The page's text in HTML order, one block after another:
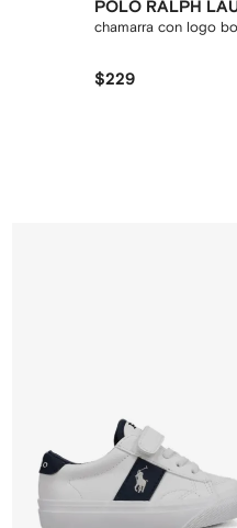
POLO RALPH
chamarra con logo
$229